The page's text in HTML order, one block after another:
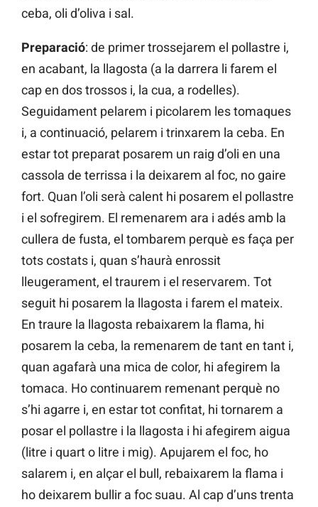
ceba, oli d’oliva i sal.
Preparació: de primer trossejarem el pollastre i,
en acabant, la llagosta (a la darrera li farem el
cap en dos trossos i, la cua, a rodelles).
Seguidament pelarem i picolarem les tomaques
i, a continuació, pelarem i trinxarem la ceba. En
estar tot preparat posarem un raig d’oli en una
cassola de terrissa i la deixarem al foc, no gaire
fort. Quan l’oli serà calent hi posarem el pollastre
i el sofregirem. El remenarem ara i adés amb la
cullera de fusta, el tombarem perquè es faça per
tots costats i, quan s’haurà enrossit
lleugerament, el traurem i el reservarem. Tot
seguit hi posarem la llagosta i farem el mateix.
En traure la llagosta rebaixarem la flama, hi
posarem la ceba, la remenarem de tant en tant i,
quan agafarà una mica de color, hi afegirem la
tomaca. Ho continuarem remenant perquè no
s’hi agarre i, en estar tot confitat, hi tornarem a
posar el pollastre i la llagosta i hi afegirem aigua
(litre i quart o litre i mig). Apujarem el foc, ho
salarem i, en alçar el bull, rebaixarem la flama i
ho deixarem bullir a foc suau. Al cap d’uns trenta